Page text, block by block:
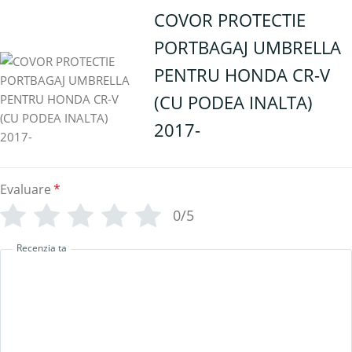
COVOR PROTECTIE
PORTBAGAJ UMBRELLA
PENTRU HONDA CR-V
(CU PODEA INALTA)
2017-
Evaluare*
0/5
Recenzia ta